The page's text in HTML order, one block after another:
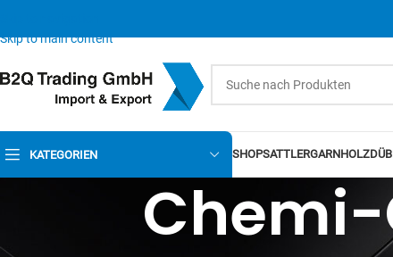
Skip to main content
KATEGORIEN SHOPSATTLERGARN
Chemi-